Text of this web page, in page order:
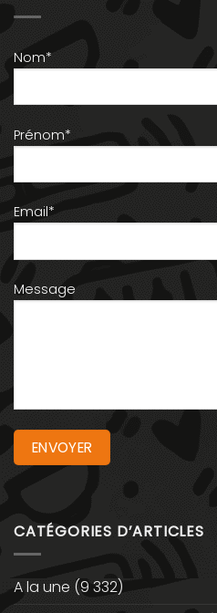
Nom*
Prénom*
Email*
Message
CATÉGORIES D’ARTICLES
A la une (9 332)